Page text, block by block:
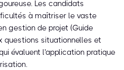
Les candidats
à maîtriser le vaste
gestion de projet (Guide
questions situationnelles et
évaluent l'application pratique